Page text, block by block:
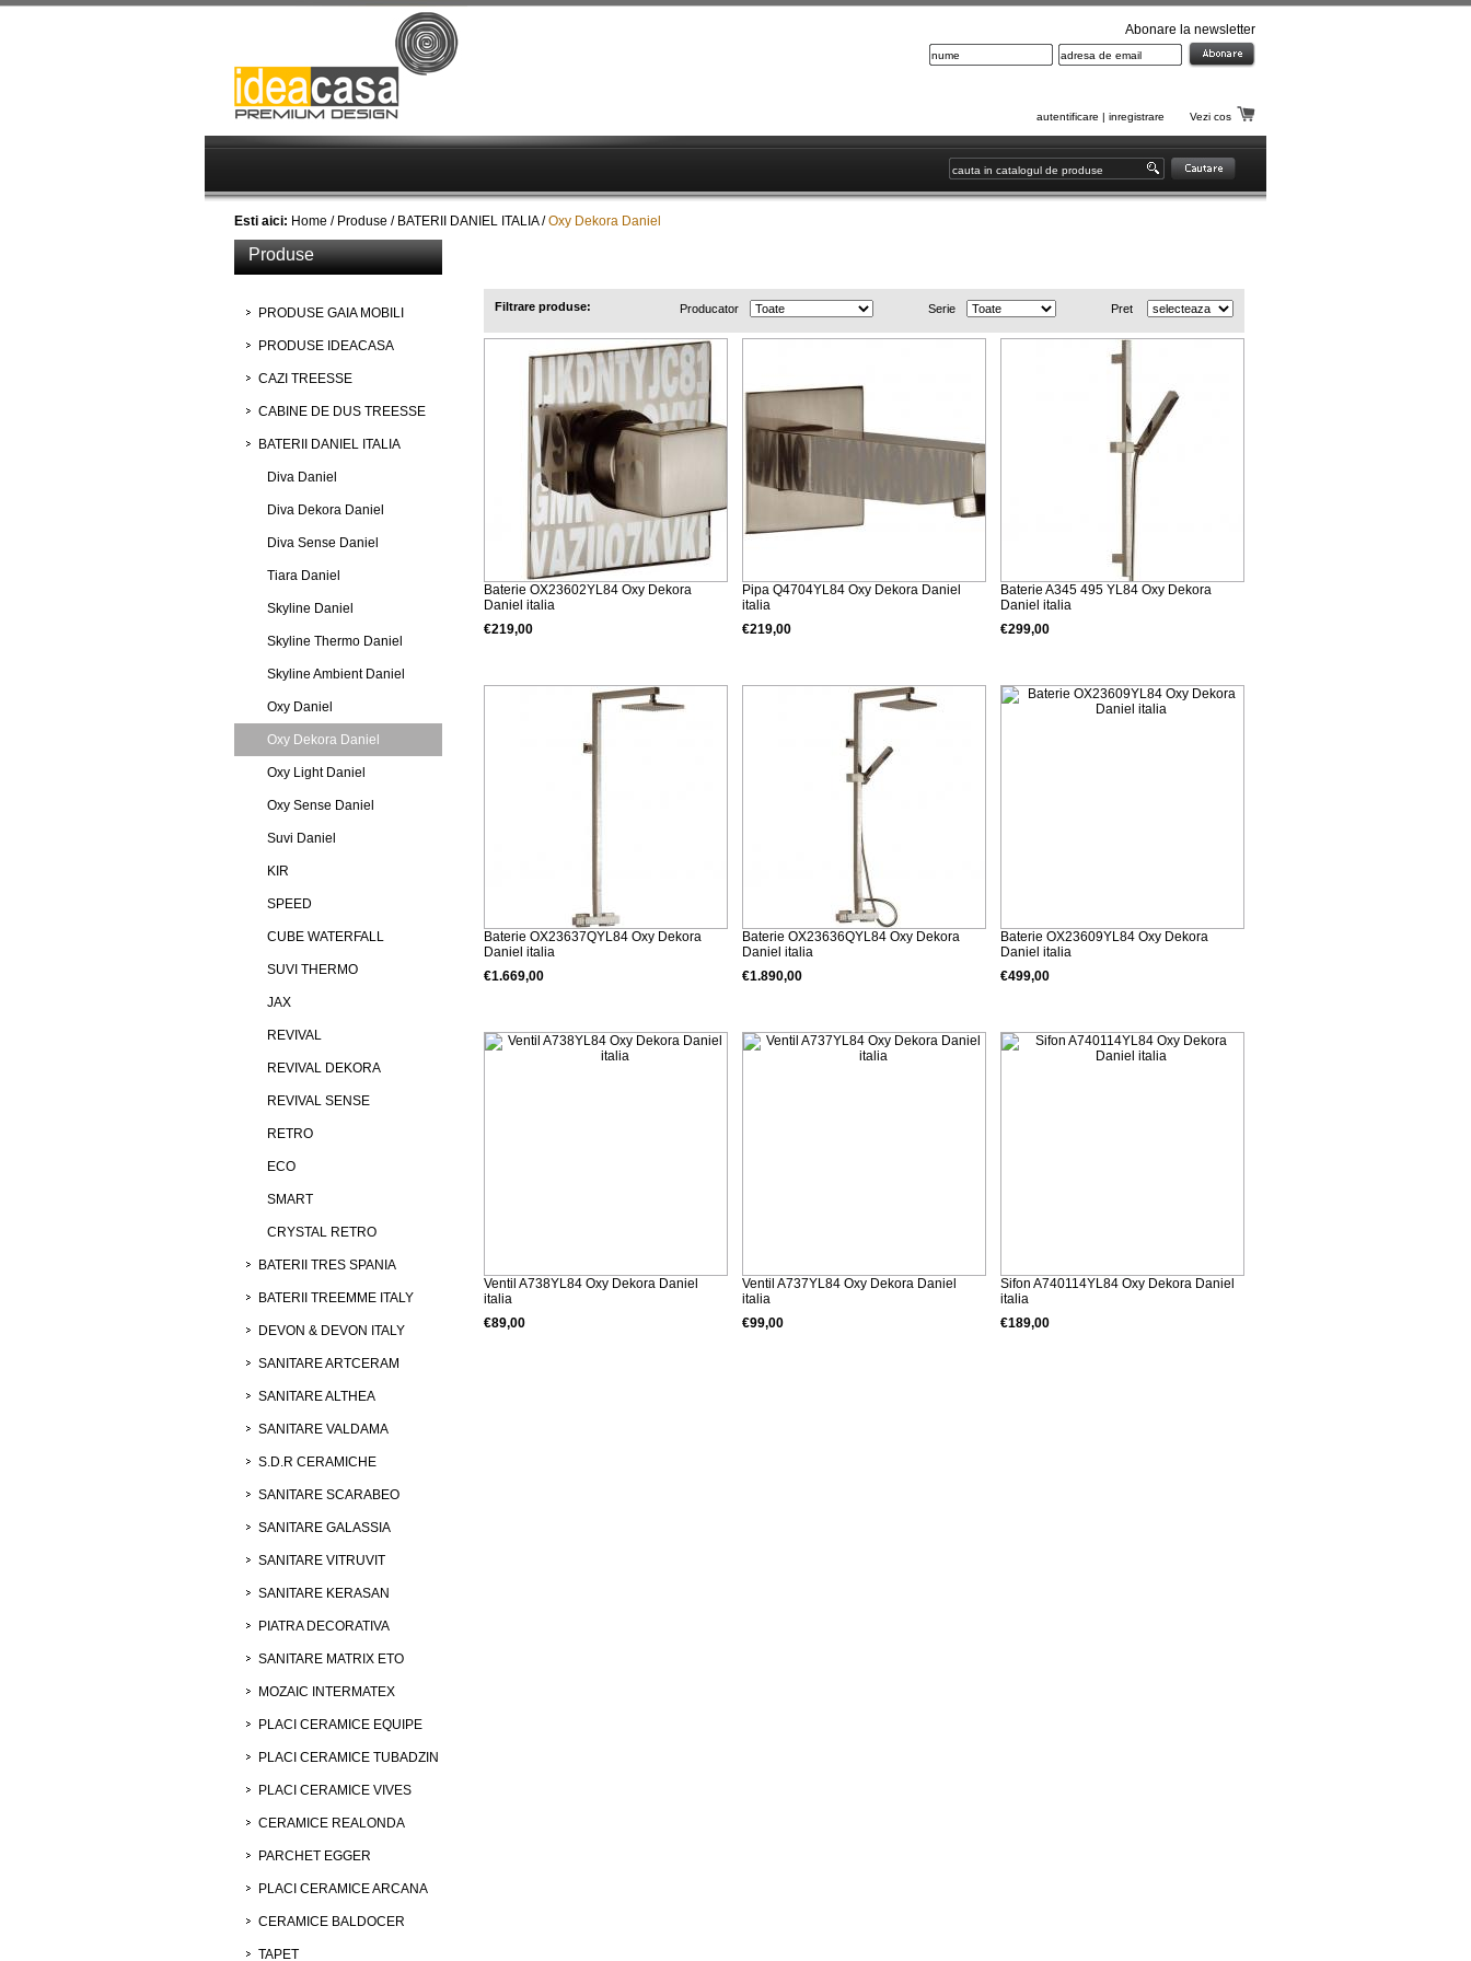
Abonare la newsletter
autentificare | inregistrare Vezi cos
Esti aici: Home / Produse / BATERII DANIEL ITALIA/Oxy Dekora Daniel
Produse
PRODUSE GAIA MOBILI
PRODUSE IDEACASA
CAZI TREESSE
CABINE DE DUS TREESSE
BATERII DANIEL ITALIA
Diva Daniel
Diva Dekora Daniel
Diva Sense Daniel
Tiara Daniel
Skyline Daniel
Skyline Thermo Daniel
Skyline Ambient Daniel
Oxy Daniel
Oxy Dekora Daniel
Oxy Light Daniel
Oxy Sense Daniel
Suvi Daniel
KIR
SPEED
CUBE WATERFALL
SUVI THERMO
JAX
REVIVAL
REVIVAL DEKORA
REVIVAL SENSE
RETRO
ECO
SMART
CRYSTAL RETRO
BATERII TRES SPANIA
BATERII TREEMME ITALY
DEVON & DEVON ITALY
SANITARE ARTCERAM
SANITARE ALTHEA
SANITARE VALDAMA
S.D.R CERAMICHE
SANITARE SCARABEO
SANITARE GALASSIA
SANITARE VITRUVIT
SANITARE KERASAN
PIATRA DECORATIVA
SANITARE MATRIX ETO
MOZAIC INTERMATEX
PLACI CERAMICE EQUIPE
PLACI CERAMICE TUBADZIN
PLACI CERAMICE VIVES
CERAMICE REALONDA
PARCHET EGGER
PLACI CERAMICE ARCANA
CERAMICE BALDOCER
TAPET
Pret
Serie
Producator
Filtrare produse:
Baterie OX23602YL84 Oxy Dekora
Daniel italia
€219,00
Pipa Q4704YL84 Oxy Dekora Daniel
italia
€219,00
Baterie A345 495 YL84 Oxy Dekora
Daniel italia
€299,00
Baterie OX23637QYL84 Oxy Dekora
Daniel italia
€1.669,00
Baterie OX23636QYL84 Oxy Dekora
Daniel italia
€1.890,00
Baterie OX23609YL84 Oxy Dekora
Daniel italia
€499,00
Ventil A738YL84 Oxy Dekora Daniel
italia
€89,00
Ventil A737YL84 Oxy Dekora Daniel
italia
€99,00
Sifon A740114YL84 Oxy Dekora Daniel
italia
€189,00